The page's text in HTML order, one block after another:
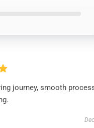
journey, smooth